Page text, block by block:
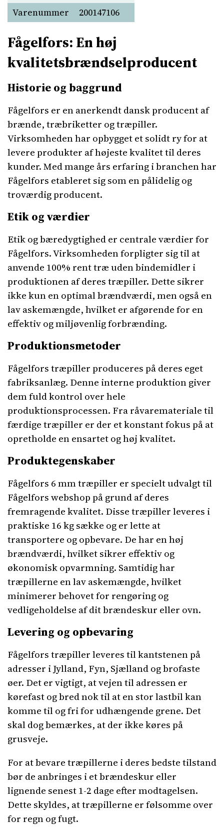
Varenummer
200147106
Fågelfors: En høj
kvalitetsbrændselproducent
Historie og baggrund
Fågelfors er en anerkendt dansk producent af
brænde, træbriketter og træpiller.
Virksomheden har opbygget et solidt ry for at
levere produkter af højeste kvalitet til deres
kunder. Med mange års erfaring i branchen har
Fågelfors etableret sig som en pålidelig og
troværdig producent.
Etik og værdier
Etik og bæredygtighed er centrale værdier for
Fågelfors. Virksomheden forpligter sig til at
anvende 100% rent træ uden bindemidler i
produktionen af deres træpiller. Dette sikrer
ikke kun en optimal brændværdi, men også en
lav askemængde, hvilket er afgørende for en
effektiv og miljøvenlig forbrænding.
Produktionsmetoder
Fågelfors træpiller produceres på deres eget
fabriksanlæg. Denne interne produktion giver
dem fuld kontrol over hele
produktionsprocessen. Fra råvaremateriale til
færdige træpiller er der et konstant fokus på at
opretholde en ensartet og høj kvalitet.
Produktegenskaber
Fågelfors 6 mm træpiller er specielt udvalgt til
Fågelfors webshop på grund af deres
fremragende kvalitet. Disse træpiller leveres i
praktiske 16 kg sække og er lette at
transportere og opbevare. De har en høj
brændværdi, hvilket sikrer effektiv og
økonomisk opvarmning. Samtidig har
træpillerne en lav askemængde, hvilket
minimerer behovet for rengøring og
vedligeholdelse af dit brændeskur eller ovn.
Levering og opbevaring
Fågelfors træpiller leveres til kantstenen på
adresser i Jylland, Fyn, Sjælland og brofaste
øer. Det er vigtigt, at vejen til adressen er
kørefast og bred nok til at en stor lastbil kan
komme til og fri for udhængende grene. Det
skal dog bemærkes, at der ikke køres på
grusveje.
For at bevare træpillerne i deres bedste tilstand
bør de anbringes i et brændeskur eller
lignende senest 1-2 dage efter modtagelsen.
Dette skyldes, at træpillerne er følsomme over
for regn og fugt.